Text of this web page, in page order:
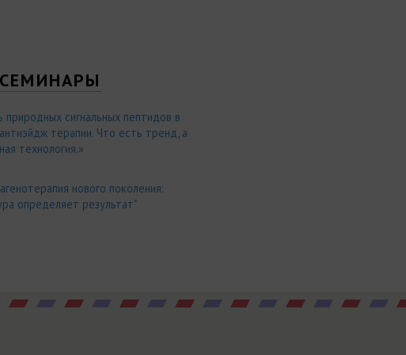
природных сигнальных пептидов в
терапии. Что есть тренд, а
технология.»
нового поколения:
определяет результат"